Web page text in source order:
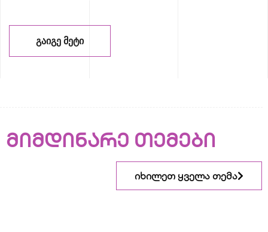
ᲒᲐᲘᲒᲔ ᲛᲔᲢᲘ
მიმდინარე თემები
იხილეთ ყველა თემა